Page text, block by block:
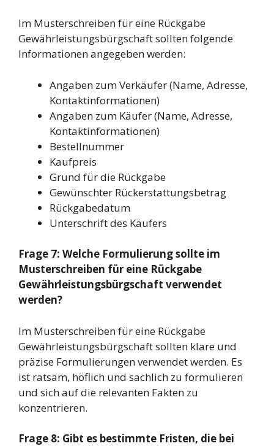
Im Musterschreiben für eine Rückgabe
Gewährleistungsbürgschaft sollten folgende
Informationen angegeben werden:
Angaben zum Verkäufer (Name, Adresse,
Kontaktinformationen)
Angaben zum Käufer (Name, Adresse,
Kontaktinformationen)
Bestellnummer
Kaufpreis
Grund für die Rückgabe
Gewünschter Rückerstattungsbetrag
Rückgabedatum
Unterschrift des Käufers
Frage 7: Welche Formulierung sollte im
Musterschreiben für eine Rückgabe
Gewährleistungsbürgschaft verwendet
werden?
Im Musterschreiben für eine Rückgabe
Gewährleistungsbürgschaft sollten klare und
präzise Formulierungen verwendet werden. Es
ist ratsam, höflich und sachlich zu formulieren
und sich auf die relevanten Fakten zu
konzentrieren.
Frage 8: Gibt es bestimmte Fristen, die bei